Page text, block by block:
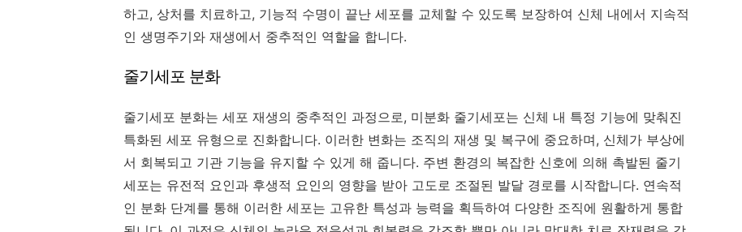
하고, 상처를 치료하고, 기능적 수명이 끝난 세포를 교체할 수 있도록 보장하여 신체 내에서 지속적
인 생명주기와 재생에서 중추적인 역할을 합니다.
줄기세포 분화
줄기세포 분화는 세포 재생의 중추적인 과정으로, 미분화 줄기세포는 신체 내 특정 기능에 맞춰진
특화된 세포 유형으로 진화합니다. 이러한 변화는 조직의 재생 및 복구에 중요하며, 신체가 부상에
서 회복되고 기관 기능을 유지할 수 있게 해 줍니다. 주변 환경의 복잡한 신호에 의해 촉발된 줄기
세포는 유전적 요인과 후생적 요인의 영향을 받아 고도로 조절된 발달 경로를 시작합니다. 연속적
인 분화 단계를 통해 이러한 세포는 고유한 특성과 능력을 획득하여 다양한 조직에 원활하게 통합